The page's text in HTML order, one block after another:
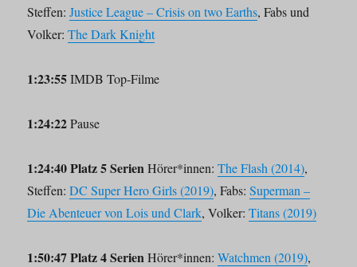
Steffen:Justice League – Crisis on two Earths, Fabs und
Volker:The Dark Knight
1:23:55IMDB Top-Filme
1:24:22Pause
1:24:40 Platz 5 SerienHörer*innen:The Flash (2014),
Steffen:DC Super Hero Girls (2019), Fabs:Superman –
Die Abenteuer von Lois und Clark, Volker:Titans (2019)
1:50:47 Platz 4 SerienHörer*innen:Watchmen (2019),